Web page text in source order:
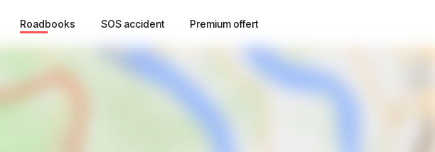
Roadbooks SOS accident Premium offert